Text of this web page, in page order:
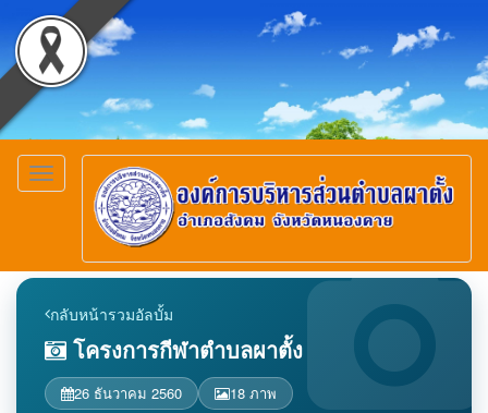
Toggle
navigation
กลับหน้ารวมอัลบั้ม
โครงการกีฬาตำบลผาตั้ง
26 ธันวาคม 2560 18 ภาพ